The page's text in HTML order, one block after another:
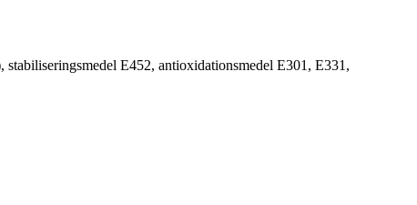
E452, antioxidationsmedel E301, E331,